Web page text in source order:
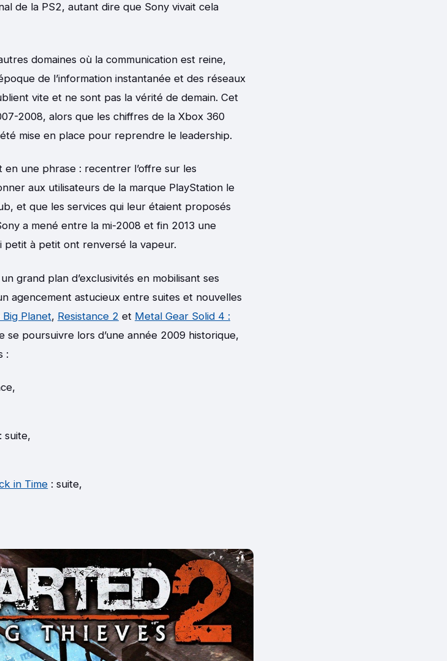
de la PS2, autant dire que Sony vivait cela
domaines où la communication est reine,
de l’information instantanée et des réseaux
vite et ne sont pas la vérité de demain. Cet
2008, alors que les chiffres de la Xbox 360
mise en place pour reprendre le leadership.
une phrase : recentrer l’offre sur les
aux utilisateurs de la marque PlayStation le
et que les services qui leur étaient proposés
a mené entre la mi-2008 et fin 2013 une
petit à petit ont renversé la vapeur.
grand plan d’exclusivités en mobilisant ses
agencement astucieux entre suites et nouvelles
Planet, Resistance 2 et Metal Gear Solid 4 :
se poursuivre lors d’une année 2009 historique,
:
: suite,
in Time : suite,